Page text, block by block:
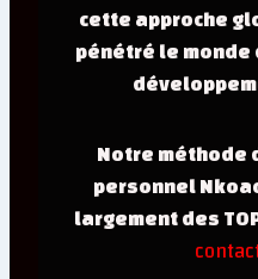
cette approche
pénétré le monde
Notre méthode
personnel
largement des